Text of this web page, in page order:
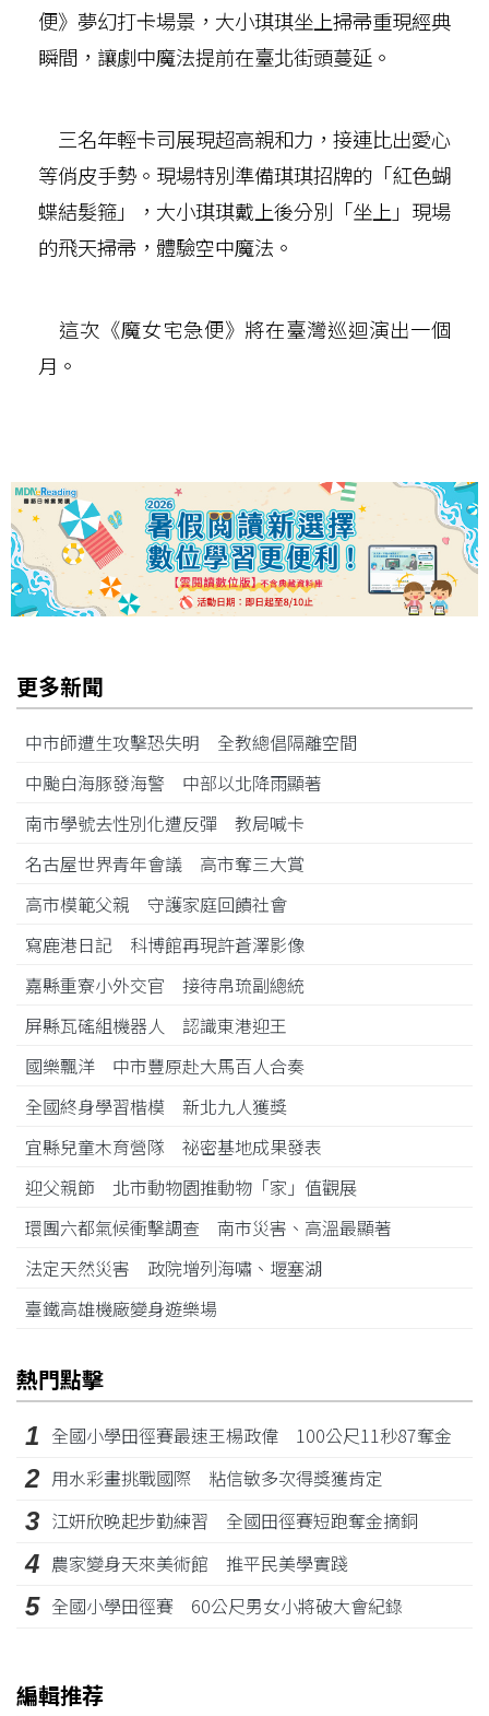
便》夢幻打卡場景，大小琪琪坐上掃帚重現經典
瞬間，讓劇中魔法提前在臺北街頭蔓延。
三名年輕卡司展現超高親和力，接連比出愛心
等俏皮手勢。現場特別準備琪琪招牌的「紅色蝴
蝶結髮箍」，大小琪琪戴上後分別「坐上」現場
的飛天掃帚，體驗空中魔法。
這次《魔女宅急便》將在臺灣巡迴演出一個
月。
更多新聞
中市師遭生攻擊恐失明 全教總倡隔離空間
中颱白海豚發海警 中部以北降雨顯著
南市學號去性別化遭反彈 教局喊卡
名古屋世界青年會議 高市奪三大賞
高市模範父親 守護家庭回饋社會
寫鹿港日記 科博館再現許蒼澤影像
嘉縣重寮小外交官 接待帛琉副總統
屏縣瓦磘組機器人 認識東港迎王
國樂飄洋 中市豐原赴大馬百人合奏
全國終身學習楷模 新北九人獲獎
宜縣兒童木育營隊 祕密基地成果發表
迎父親節 北市動物園推動物「家」值觀展
環團六都氣候衝擊調查 南市災害、高溫最顯著
法定天然災害 政院增列海嘯、堰塞湖
臺鐵高雄機廠變身遊樂場
熱門點擊
1 全國小學田徑賽最速王楊政偉 100公尺11秒87奪金
2 用水彩畫挑戰國際 粘信敏多次得獎獲肯定
3 江姸欣晚起步勤練習 全國田徑賽短跑奪金摘銅
4 農家變身天來美術館 推平民美學實踐
5 全國小學田徑賽 60公尺男女小將破大會紀錄
編輯推荐